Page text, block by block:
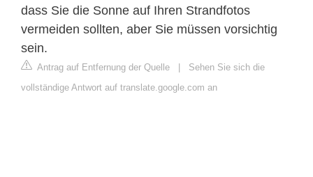
dass Sie die Sonne auf Ihren Strandfotos
vermeiden sollten, aber Sie müssen vorsichtig
sein.
Antrag auf Entfernung der Quelle
Sehen Sie sich die
vollständige Antwort auf translate.google.com an